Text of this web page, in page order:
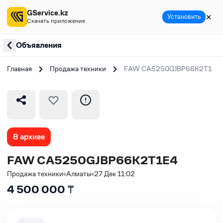
Объявления
Главная Продажа техники FAW CA5250GJBP66K2T1E4
В архиве
FAW CA5250GJBP66K2T1E4
Продажа техники Алматы 27 Дек 11:02
4 500 000 ₸
GService.kz
Скачать приложение Установить ✕